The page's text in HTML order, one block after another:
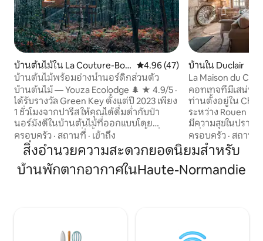
บ้านต้นไม้ใน La Couture-Bou
ssey
คะแนนเฉลี่ย 4.96 จาก 5, 47 รีวิว
4.96 (47)
บ้านต้นไม้พร้อมอ่างน้ำนอร์ดิกส่วนตัว
บ้านต้นไม้ — Youza Ecolodge 🌲 ★ 4.9/5 ·
ได้รับรางวัล Green Key ตั้งแต่ปี 2023 เพียง
1 ชั่วโมงจากปารีส ให้คุณได้ดื่มด่ำกับป่า
นอร์มังดีในบ้านต้นไม้ที่ออกแบบโดย
สถาปนิกของเรา ซึ่งตั้งอยู่ใจกลางพื้นที่ 32
เฮกตาร์ ความสะดวกสบายระดับพรีเมียม:
หน้าต่างบานใหญ่ที่มองเห็นป่า เตาเผาไม้ โถ
สุขภัณฑ์ของจริง ที่อาบน้ำฝักบัวแบบเดิน
ครอบครัว · สถานที่ · เข้าถึง
บ้านใน Duclair
La Maison du
คอทเทจที่มีเสน่ห์แ
ท่านตั้งอยู่ใน
ระหว่าง Rouen แล
มีความสุขในปราส
หนึ่งของนอร์มอง
มาตั้งแต่ศตวรรษที่
ปราสาทมีความเป็
ครอบครัวอยู่เสมอ บ้านหลังนี้ได้รับ
ครอบครัว · สถานที่
สิ่งอำนวยความสะดวกยอดนิยมสำหรับ
บ้านพักตากอากาศในHaute-Normandie